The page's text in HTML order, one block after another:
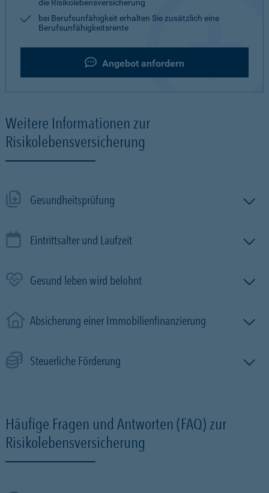
die Risikolebensversicherung
bei Berufsunfähigkeit erhalten Sie zusätzlich eine
Berufsunfähigkeitsrente
Angebot anfordern
Weitere Informationen zur
Risikolebensversicherung
Gesundheitsprüfung
Eintrittsalter und Laufzeit
Gesund leben wird belohnt
Absicherung einer Immobilien­finanzierung
Steuerliche Förderung
Häufige Fragen und Antworten (FAQ) zur
Risikolebensversicherung